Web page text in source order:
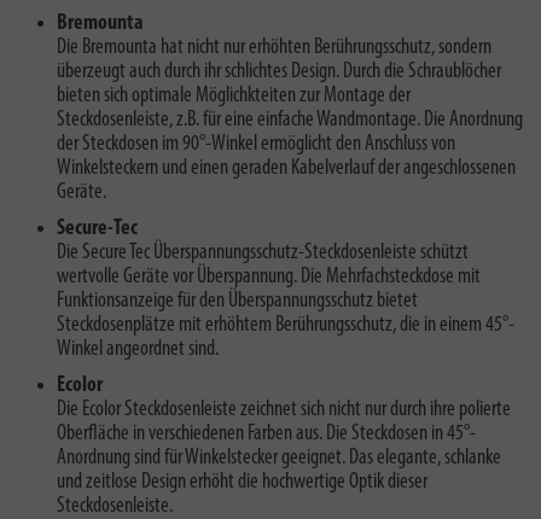
Bremounta
Die Bremounta hat nicht nur erhöhten Berührungsschutz, sondern
überzeugt auch durch ihr schlichtes Design. Durch die Schraublöcher
bieten sich optimale Möglichkteiten zur Montage der
Steckdosenleiste, z.B. für eine einfache Wandmontage. Die Anordnung
der Steckdosen im 90°-Winkel ermöglicht den Anschluss von
Winkelsteckern und einen geraden Kabelverlauf der angeschlossenen
Geräte.
Secure-Tec
Die Secure Tec Überspannungsschutz-Steckdosenleiste schützt
wertvolle Geräte vor Überspannung. Die Mehrfachsteckdose mit
Funktionsanzeige für den Überspannungsschutz bietet
Steckdosenplätze mit erhöhtem Berührungsschutz, die in einem 45°-
Winkel angeordnet sind.
Ecolor
Die Ecolor Steckdosenleiste zeichnet sich nicht nur durch ihre polierte
Oberfläche in verschiedenen Farben aus. Die Steckdosen in 45°-
Anordnung sind für Winkelstecker geeignet. Das elegante, schlanke
und zeitlose Design erhöht die hochwertige Optik dieser
Steckdosenleiste.